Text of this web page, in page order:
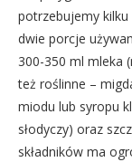
potrzebujemy kilku
dwie porcje
300-350 ml mleka
też roślinne –
miodu lub syropu
słodyczy) oraz
składników ma